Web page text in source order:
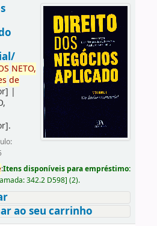
NETO,
de
|
.
:Itens disponíveis para empréstimo:
342.2 D598] (2).
ao seu carrinho